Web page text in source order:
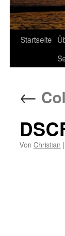
Startseite
←
Von Christian |